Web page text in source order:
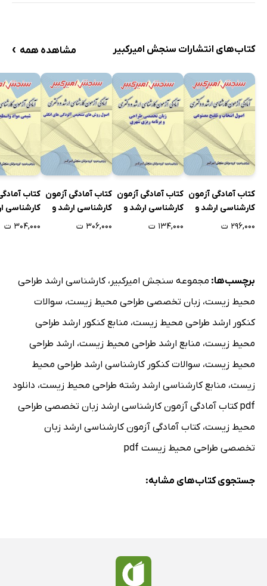
کتاب‌های انتشارات سنجش امیرکبیر مشاهده همه ›
کتاب آمادگی آزمون
کارشناسی ارشد و
دکتری اصول انتخاب
۲۹۶,۰۰۰ ت
کتاب آمادگی آزمون
کارشناسی ارشد و
دکتری زبان تخصصی
۱۳۴,۰۰۰ ت
کتاب آمادگی آزمون
کارشناسی ارشد و
دکتری اصول
۳۰۶,۰۰۰ ت
کتاب
کارشناسی
دکتری
۳۰۴,۰۰۰ ت
برچسب‌ها: مجموعه سنجش امیرکبیر ،کارشناسی ارشد طراحی
محیط زیست، زبان تخصصی طراحی محیط زیست، سوالات
کنکور ارشد طراحی محیط زیست، منابع کنکور ارشد طراحی
محیط زیست، منابع ارشد طراحی محیط زیست، ارشد طراحی
محیط زیست، سوالات کنکور کارشناسی ارشد طراحی محیط
زیست، منابع کارشناسی ارشد رشته طراحی محیط زیست، دانلود
pdf کتاب آمادگی آزمون کارشناسی ارشد زبان تخصصی طراحی
محیط زیست،کتاب آمادگی آزمون کارشناسی ارشد زبان
تخصصی طراحی محیط زیست pdf
جستجوی کتاب‌های مشابه: